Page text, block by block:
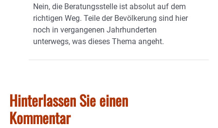
Nein, die Beratungsstelle ist absolut auf dem
richtigen Weg. Teile der Bevölkerung sind hier
noch in vergangenen Jahrhunderten
unterwegs, was dieses Thema angeht.
Hinterlassen Sie einen
Kommentar